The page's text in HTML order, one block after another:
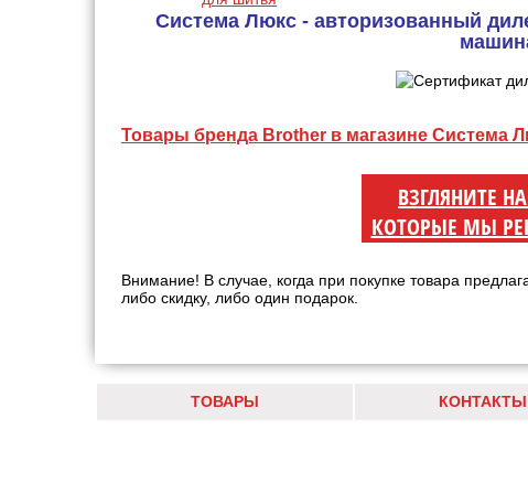
Система Люкс - авторизованный
Товары бренда Brother в магазине Система
ВЗГЛЯНИТЕ
КОТОРЫЕ МЫ
Внимание! В случае, когда при покупке товара
либо скидку, либо один подарок.
ТОВАРЫ КОНТАКТЫ